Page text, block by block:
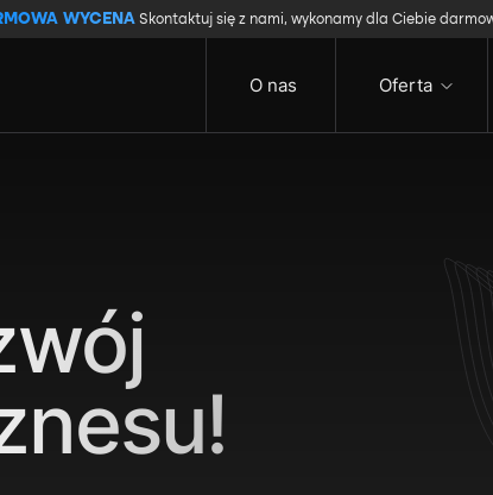
WYCENASkontaktuj się z nami, wykonamy dla Ciebie
O nas Oferta